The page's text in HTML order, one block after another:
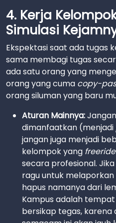
4. Kerja
Simulasi
Ekspektasi saat ada tugas
sama membagi tugas
ada satu orang yang
orang yang cuma copy-
orang siluman yang baru
Aturan Mainnya:
dimanfaatkan (menjadi
jangan juga menjadi
kelompok yang
secara profesional.
ragu untuk
hapus namanya dari
Kampus adalah
bersikap tegas, karena